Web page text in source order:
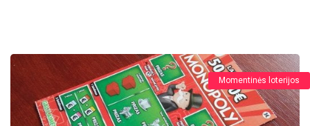
Momentinės loterijos